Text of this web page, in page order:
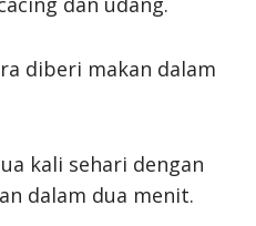
diberi makan dalam
kali sehari dengan
dalam dua menit.